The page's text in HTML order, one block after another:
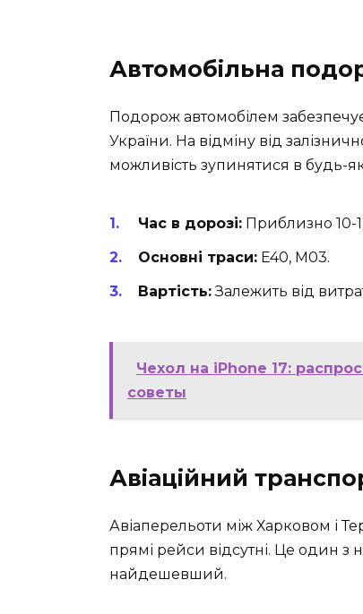
Автомобільна
Подорож автомобілем
України. На відміну від
можливість зупинятися в будь-
Час в дорозі: Приблизно 10-
Основні траси: E40, M03.
Вартість:Залежить від
Чехол на iPhone 17:
советы
Авіаційний
Авіаперельоти між Харковом і
прямі рейси відсутні. Це один
найдешевший.